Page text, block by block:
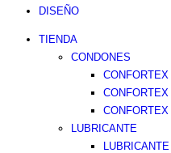
DISEÑO
TIENDA
CONDONES
CONFORTEX
CONFORTEX
CONFORTEX
LUBRICANTE